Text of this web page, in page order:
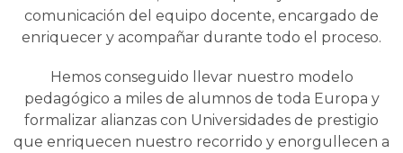
comunicación del equipo docente, encargado de
enriquecer y acompañar durante todo el proceso.
Hemos conseguido llevar nuestro modelo
pedagógico a miles de alumnos de toda Europa y
formalizar alianzas con Universidades de prestigio
que enriquecen nuestro recorrido y enorgullecen a